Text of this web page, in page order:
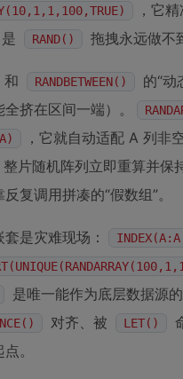
，它
RAND() 拖拽永远做不
和 RANDBETWEEN()
的“
挤在区间一端）。
，它就自动适配 A 列非
整片随机阵列立即重算并
复调用拼凑的“假数组”。
是灾难现场：
是唯一能作为底层数据源
对齐、被 LET()
。